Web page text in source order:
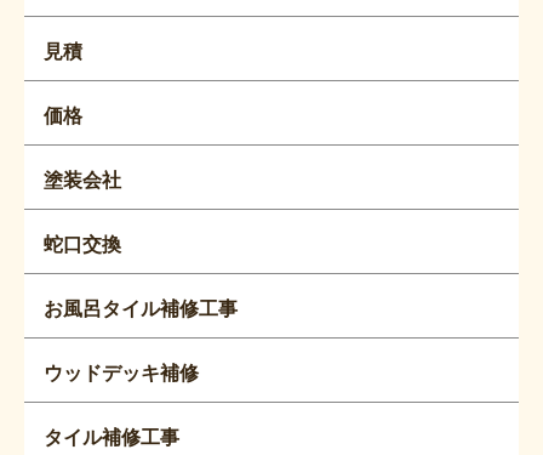
見積
価格
塗装会社
蛇口交換
お風呂タイル補修工事
ウッドデッキ補修
タイル補修工事